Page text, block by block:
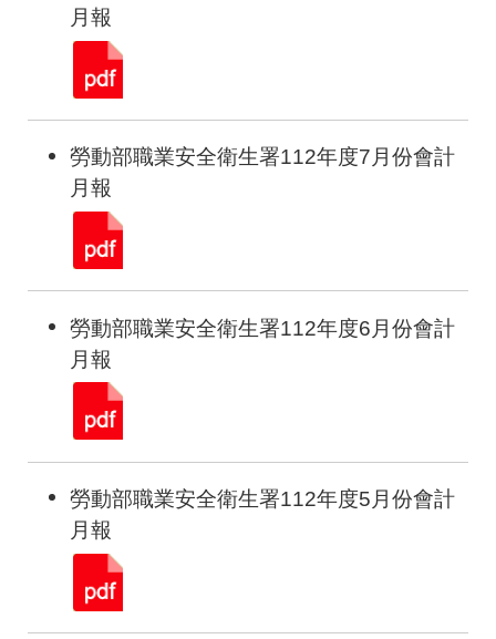
月報
勞動部職業安全衛生署112年度7月份會計
月報
勞動部職業安全衛生署112年度6月份會計
月報
勞動部職業安全衛生署112年度5月份會計
月報